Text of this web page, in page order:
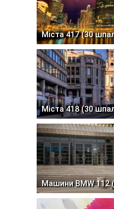
Міста 417 (30
Міста 418 (30
Машини BMW 112